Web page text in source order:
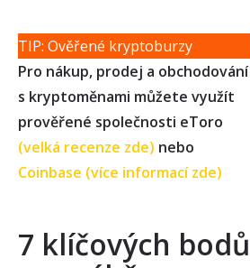
TIP: Ověřené kryptoburzy
Pro nákup, prodej a obchodování
s kryptoměnami můžete využít
prověřené společnosti eToro
(velká recenze zde) nebo
Coinbase (více informací zde)
7 klíčových bodů